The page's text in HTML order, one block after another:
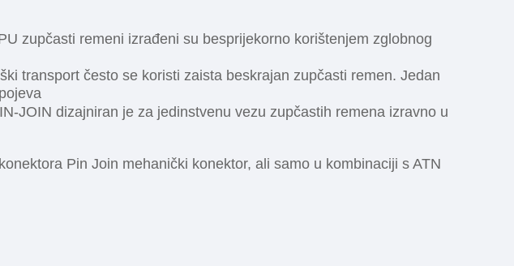
zupčasti remeni izrađeni su besprijekorno korištenjem zglobnog
transport često se koristi zaista beskrajan zupčasti remen. Jedan
JOIN dizajniran je za jedinstvenu vezu zupčastih remena izravno u
Pin Join mehanički konektor, ali samo u kombinaciji s ATN